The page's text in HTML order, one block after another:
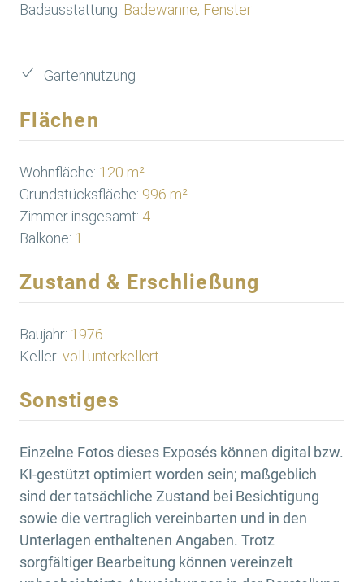
Badausstattung: Badewanne, Fenster
Gartennutzung
Flächen
Wohnfläche: 120 m²
Grundstücksfläche: 996 m²
Zimmer insgesamt: 4
Balkone: 1
Zustand & Erschließung
Baujahr: 1976
Keller: voll unterkellert
Sonstiges
Einzelne Fotos dieses Exposés können digital bzw.
KI-gestützt optimiert worden sein; maßgeblich
sind der tatsächliche Zustand bei Besichtigung
sowie die vertraglich vereinbarten und in den
Unterlagen enthaltenen Angaben. Trotz
sorgfältiger Bearbeitung können vereinzelt